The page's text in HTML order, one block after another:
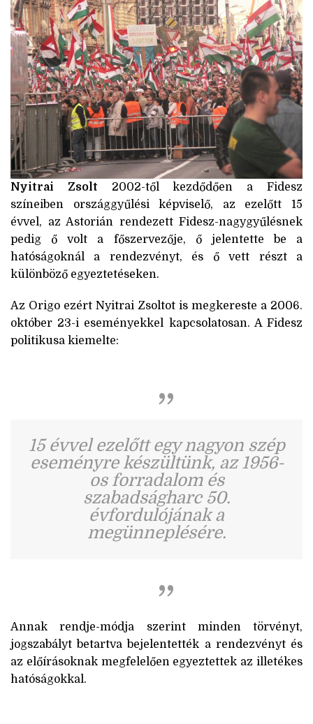
Nyitrai Zsolt 2002-től kezdődően a Fidesz
színeiben országgyűlési képviselő, az ezelőtt 15
évvel, az Astorián rendezett Fidesz-nagygyűlésnek
pedig ő volt a főszervezője, ő jelentette be a
hatóságoknál a rendezvényt, és ő vett részt a
különböző egyeztetéseken.
Az Origo ezért Nyitrai Zsoltot is megkereste a 2006.
október 23-i eseményekkel kapcsolatosan. A Fidesz
politikusa kiemelte:
15 évvel ezelőtt egy nagyon szép
eseményre készültünk, az 1956-
os forradalom és
szabadságharc 50.
évfordulójának a
megünneplésére.
Annak rendje-módja szerint minden törvényt,
jogszabályt betartva bejelentették a rendezvényt és
az előírásoknak megfelelően egyeztettek az illetékes
hatóságokkal.